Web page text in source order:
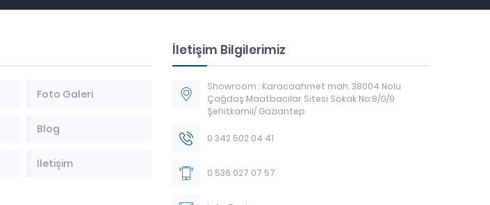
Foto Galeri
Blog
İletişim
İletişim Bilgilerimiz
Showroom : Karacaahmet mah. 38004 Nolu
Çağdaş Maatbacılar Sitesi Sokak No:8/G/9
Şehitkamil/ Gaziantep
0 342 502 04 41
0 536 027 07 57